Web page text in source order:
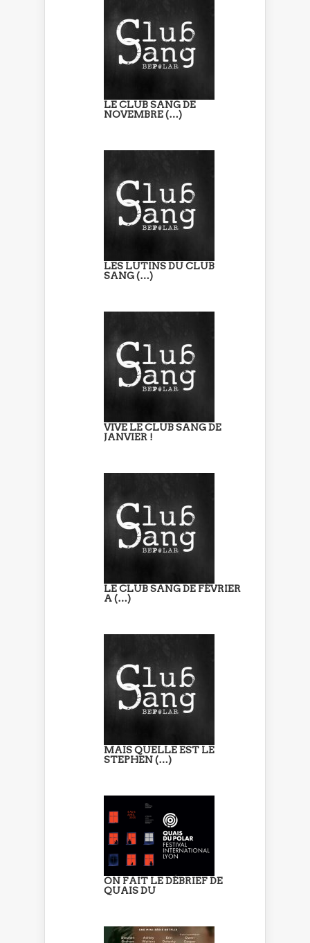
LE CLUB SANG DE
NOVEMBRE (…)
LES LUTINS DU CLUB
SANG (…)
VIVE LE CLUB SANG DE
JANVIER !
LE CLUB SANG DE FÉVRIER
A (…)
MAIS QUELLE EST LE
STEPHEN (…)
ON FAIT LE DÉBRIEF DE
QUAIS DU